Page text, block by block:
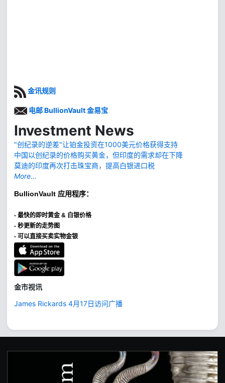
金讯规则
电邮 BullionVault 金易宝
Investment News
"创纪录的逆差"让铂金投资在1000美元价格获得支持
中国以创纪录的价格购买黄金，但印度的需求却在下降
莫迪的印度再次打击珠宝商，提高白银进口税
More...
BullionVault 应用程序：
- 最快的即时黄金 & 白银价格
- 秒更新的走势图
- 可以直接买卖实物金银
金市视讯
James Rickards 4月17日访问广播